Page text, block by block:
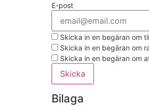
E-post
Skicka in en begäran om
Skicka in en begäran om
Skicka in en begäran om
Bilaga